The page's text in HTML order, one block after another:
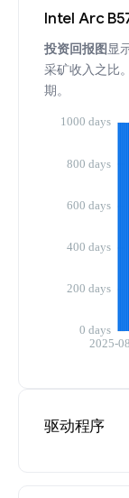
Intel Arc
投资回报图显
采矿收入之比
期。
驱动程序